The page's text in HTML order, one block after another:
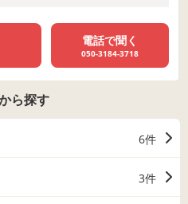
電話で聞く
050-3184-3718
ら探す
6件
3件